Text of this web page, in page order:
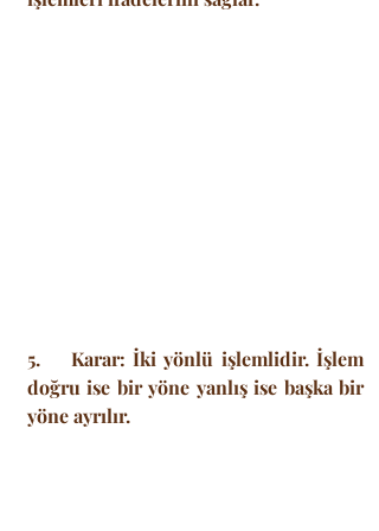
5.    Karar: İki yönlü işlemlidir. İşlem
doğru ise bir yöne yanlış ise başka bir
yöne ayrılır.